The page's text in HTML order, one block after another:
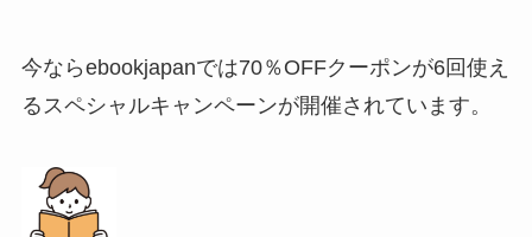
今ならebookjapanでは70％OFFクーポンが6回使え
るスペシャルキャンペーンが開催されています。